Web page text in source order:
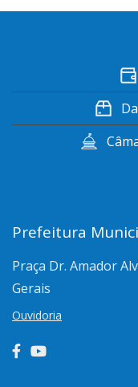
Prefeitura
Praça Dr. Amador
Gerais
Ouvidoria